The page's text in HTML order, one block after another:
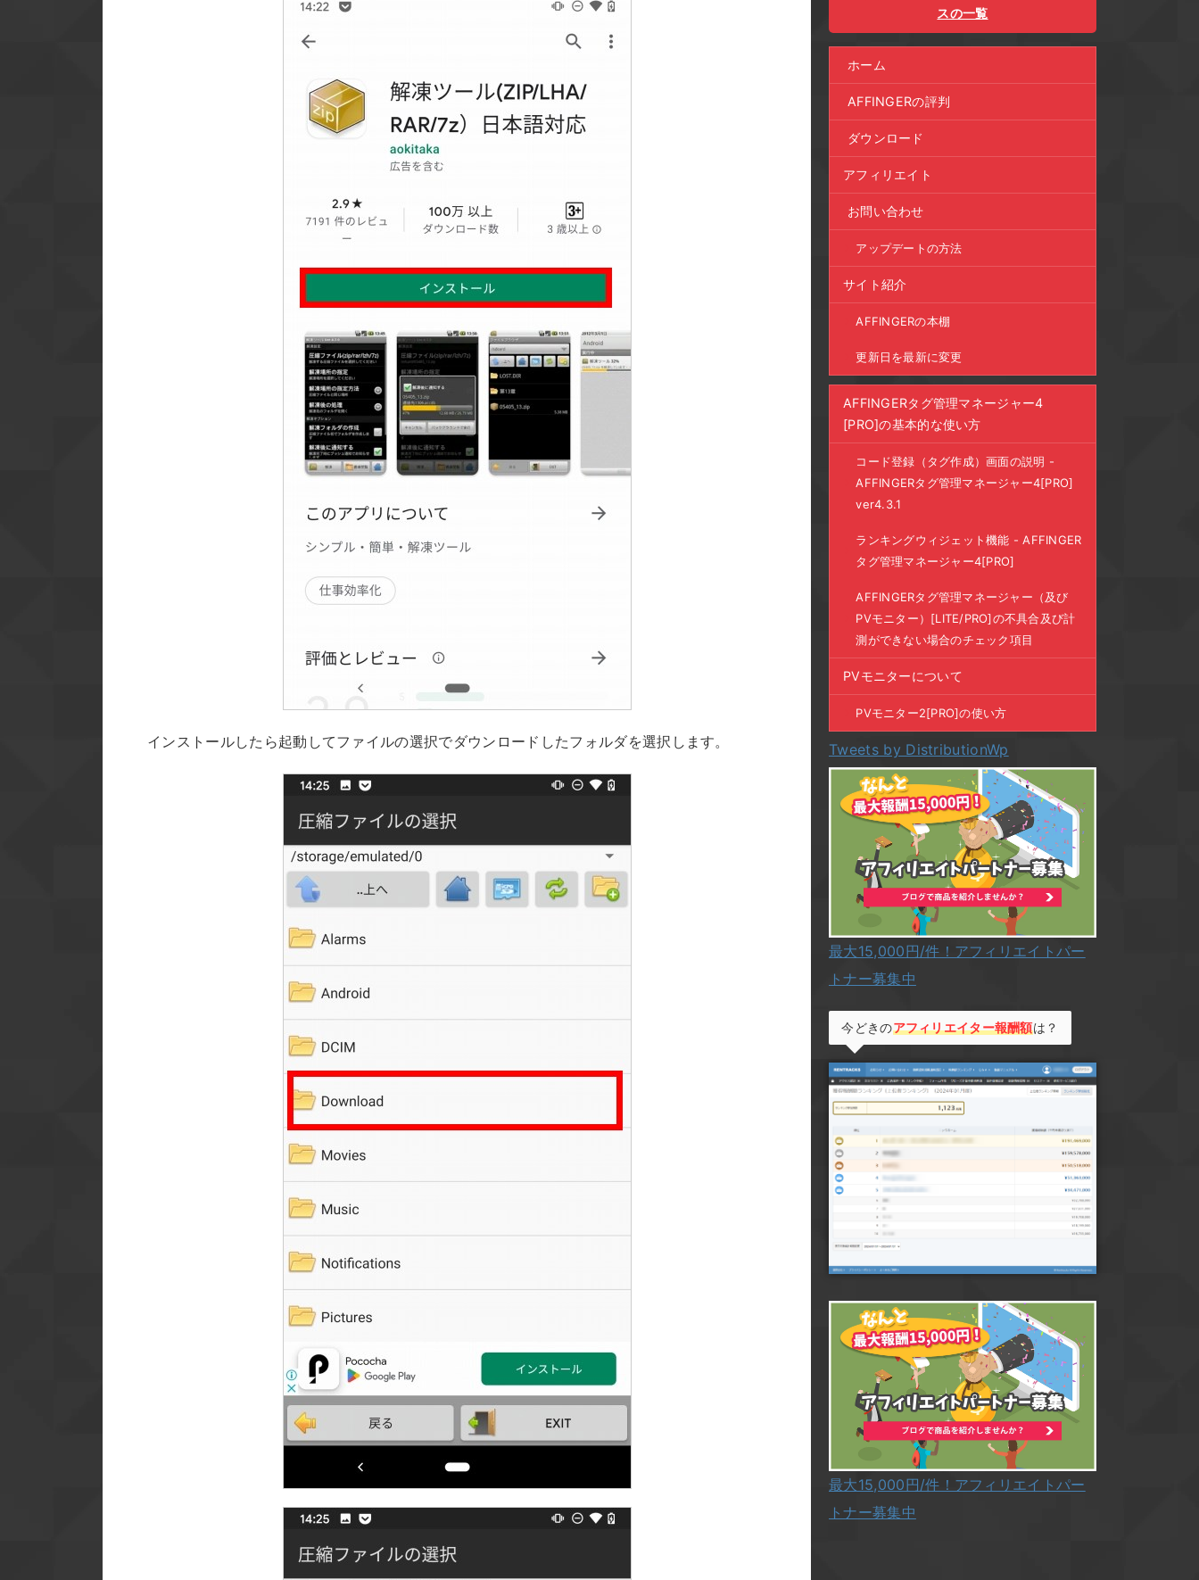
インストールしたら起動してファイルの選択でダウンロードしたフォルダを選択します。
スの一覧
ホーム
AFFINGERの評判
ダウンロード
アフィリエイト
お問い合わせ
アップデートの方法
サイト紹介
AFFINGERの本棚
更新日を最新に変更
AFFINGERタグ管理マネージャー4
[PRO]の基本的な使い方
コード登録（タグ作成）画面の説明 -
AFFINGERタグ管理マネージャー4[PRO]
ver4.3.1
ランキングウィジェット機能 - AFFINGER
タグ管理マネージャー4[PRO]
AFFINGERタグ管理マネージャー（及び
PVモニター）[LITE/PRO]の不具合及び計
測ができない場合のチェック項目
PVモニターについて
PVモニター2[PRO]の使い方
Tweets by DistributionWp
最大15,000円/件！アフィリエイトパー
トナー募集中
今どきのアフィリエイター報酬額は？
最大15,000円/件！アフィリエイトパー
トナー募集中